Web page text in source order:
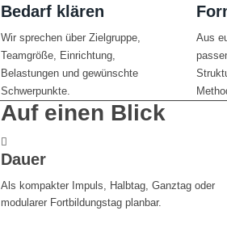
Bedarf klären
Wir sprechen über Zielgruppe,
Teamgröße, Einrichtung,
Belastungen und gewünschte
Schwerpunkte.
Aus
Auf einen Blick
Dauer
Als kompakter Impuls, Halbtag, Ganztag oder
modularer Fortbildungstag planbar.